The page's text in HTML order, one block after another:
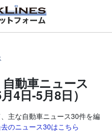
動車ニュース
4日-5月8日）
主な自動車ニュース30件を編
のニュース30はこちら